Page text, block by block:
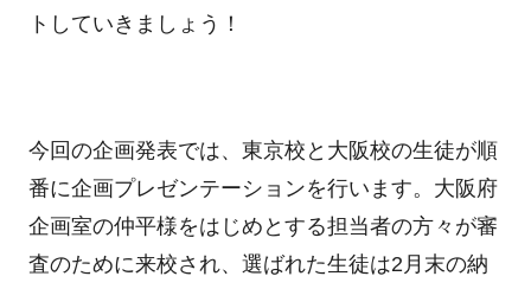
トしていきましょう！
今回の企画発表では、東京校と大阪校の生徒が順
番に企画プレゼンテーションを行います。大阪府
企画室の仲平様をはじめとする担当者の方々が審
査のために来校され、選ばれた生徒は2月末の納